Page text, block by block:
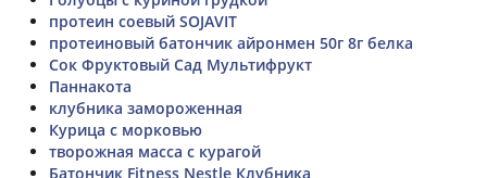
протеин соевый SOJAVIT
протеиновый батончик айронмен 50г 8г белка
Сок Фруктовый Сад Мультифрукт
Паннакота
клубника замороженная
Курица с морковью
творожная масса с курагой
Батончик Fitness Nestle Клубника